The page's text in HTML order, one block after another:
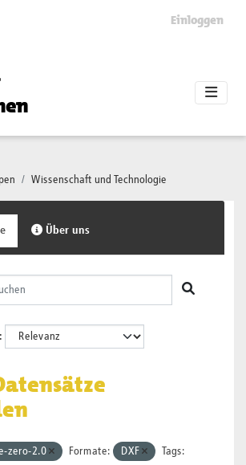
Einloggen
Wissenschaft und Technologie
Über uns
zero-2.0 Formate: DXF Tags: